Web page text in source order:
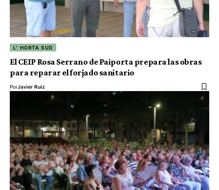
L' HORTA SUD
El CEIP Rosa Serrano de Paiporta prepara las obras
para reparar el forjado sanitario
PorJavier Ruiz